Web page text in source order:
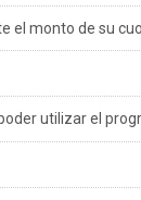
el monto de su
utilizar el